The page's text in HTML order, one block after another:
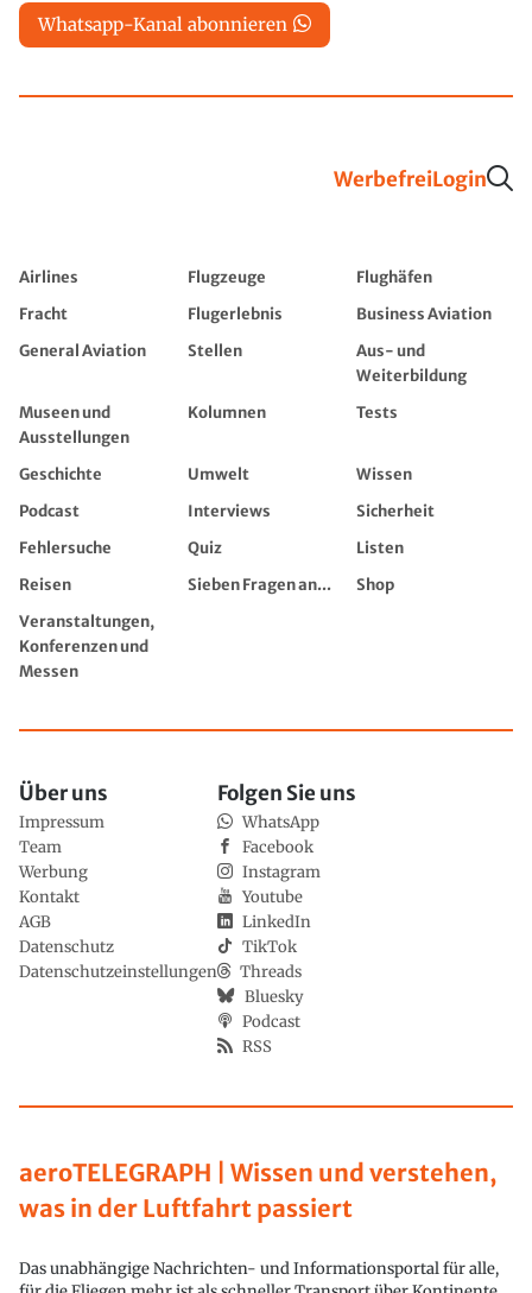
Whatsapp-Kanal abonnieren
WerbefreiLogin
Airlines Flugzeuge
Flughäfen
Fracht
Flugerlebnis
Business Aviation
General Aviation
Stellen
Aus- und
Weiterbildung
Museen und
Ausstellungen
Kolumnen Tests
Geschichte Umwelt
Wissen
Podcast
Interviews
Sicherheit
Fehlersuche
Quiz
Listen
Reisen
Sieben Fragen an...
Shop
Veranstaltungen,
Konferenzen und
Messen
aeroTELEGRAPH | Wissen und verstehen,
was in der Luftfahrt passiert
Das unabhängige Nachrichten- und Informationsportal für alle,
Über uns
Impressum
Team
Werbung
Kontakt
AGB
Datenschutz
Datenschutzeinstellungen
Folgen Sie uns
WhatsApp
Facebook
Instagram
Youtube
LinkedIn
TikTok
Threads
Bluesky
Podcast
RSS